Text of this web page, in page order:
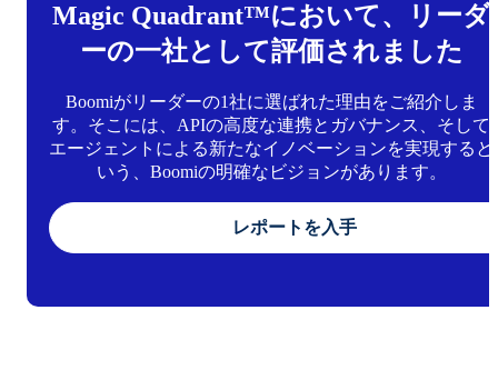
Magic Quadrant™において、リーダ
ーの一社として評価されました
Boomiがリーダーの1社に選ばれた理由をご紹介しま
す。そこには、APIの高度な連携とガバナンス、そして
エージェントによる新たなイノベーションを実現すると
いう、Boomiの明確なビジョンがあります。
レポートを入手